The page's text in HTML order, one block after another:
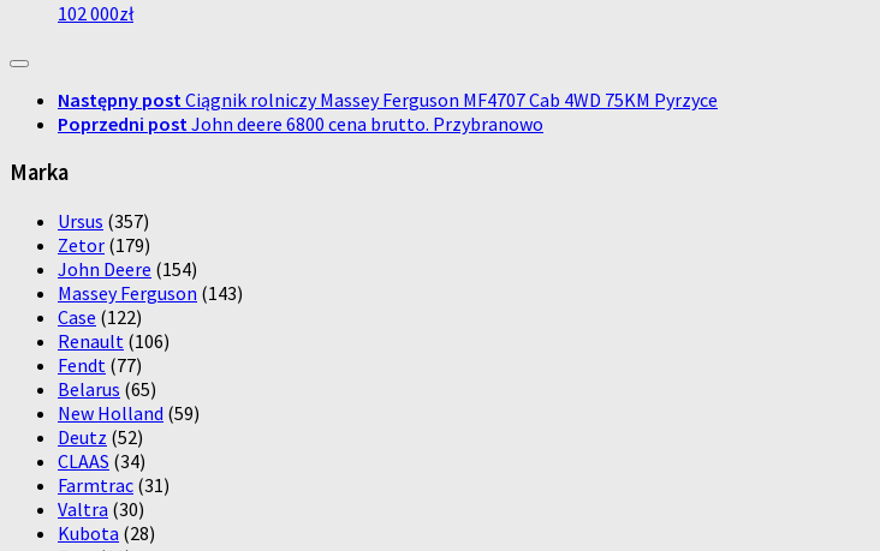
102 000zł
Następny postCiągnik rolniczy Massey Ferguson MF4707 Cab 4WD 75KM Pyrzyce
Poprzedni postJohn deere 6800 cena brutto. Przybranowo
Marka
Ursus (357)
Zetor (179)
John Deere (154)
Massey Ferguson (143)
Case (122)
Renault (106)
Fendt (77)
Belarus (65)
New Holland (59)
Deutz (52)
CLAAS (34)
Farmtrac (31)
Valtra (30)
Kubota (28)